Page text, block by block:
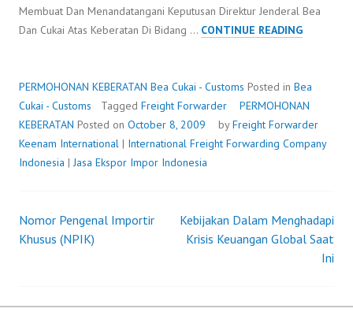
Membuat Dan Menandatangani Keputusan Direktur Jenderal Bea
Dan Cukai Atas Keberatan Di Bidang … CONTINUE READING
PERMOHONAN KEBERATAN Bea Cukai - Customs Posted in Bea
Cukai - Customs
Tagged Freight Forwarder
PERMOHONAN
KEBERATAN Posted on October 8, 2009 byFreight Forwarder
Keenam International | International Freight Forwarding Company
Indonesia |Jasa Ekspor Impor Indonesia
Post
Nomor Pengenal Importir
Khusus (NPIK)
Kebijakan Dalam Menghadapi
Krisis Keuangan Global Saat
Ini